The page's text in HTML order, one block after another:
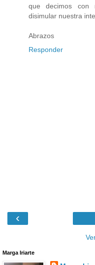
que decimos con
disimular nuestra
Abrazos
Responder
‹
Marga Iriarte